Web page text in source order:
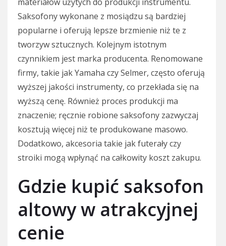
Saksofony wykonane z mosiądzu są bardziej
popularne i oferują lepsze brzmienie niż te z
tworzyw sztucznych. Kolejnym istotnym
czynnikiem jest marka producenta. Renomowane
firmy, takie jak Yamaha czy Selmer, często oferują
wyższej jakości instrumenty, co przekłada się na
wyższą cenę. Również proces produkcji ma
znaczenie; ręcznie robione saksofony zazwyczaj
kosztują więcej niż te produkowane masowo.
Dodatkowo, akcesoria takie jak futerały czy
stroiki mogą wpłynąć na całkowity koszt zakupu.
Gdzie kupić saksofon
altowy w atrakcyjnej
cenie